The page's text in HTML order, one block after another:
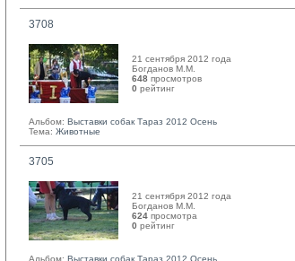
3708
21 сентября 2012 года
Богданов М.М.
648 просмотров
0 рейтинг
Альбом: Выставки собак Тараз 2012 Осень
Тема: Животные
3705
21 сентября 2012 года
Богданов М.М.
624 просмотра
0 рейтинг
Альбом: Выставки собак Тараз 2012 Осень